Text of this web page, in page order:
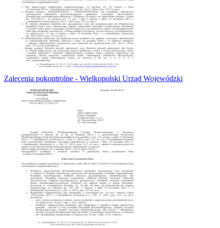
Zalecenia pokontrolne - Wielkopolski Urząd Wojewódzki